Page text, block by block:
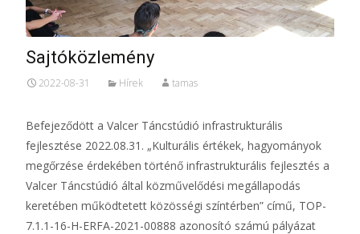
Sajtóközlemény
2022-08-31 Hírek tamas
Befejeződött a Valcer Táncstúdió infrastrukturális
fejlesztése 2022.08.31. „Kulturális értékek, hagyományok
megőrzése érdekében történő infrastrukturális fejlesztés a
Valcer Táncstúdió által közművelődési megállapodás
keretében működtetett közösségi színtérben” című, TOP-
7.1.1-16-H-ERFA-2021-00888 azonosító számú pályázat